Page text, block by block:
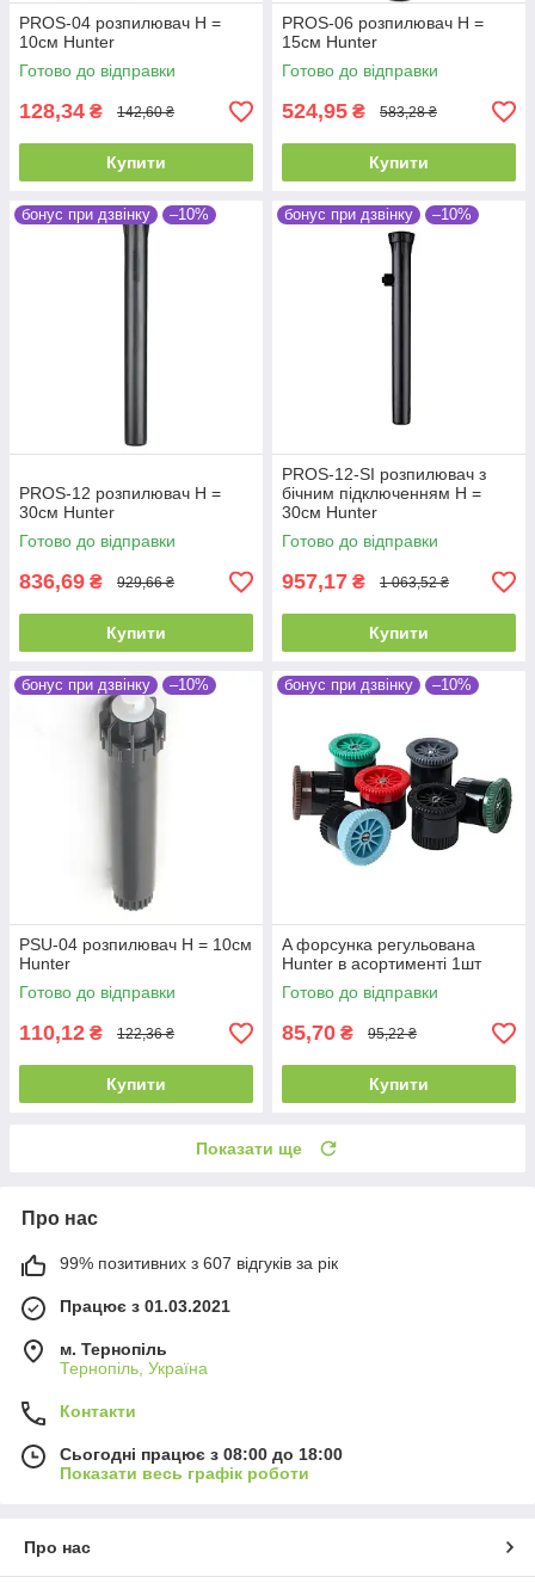
PROS-04 розпилювач Н =
10см Hunter
Готово до відправки
128,34 ₴ 142,60 ₴
Купити
PROS-06 розпилювач Н =
15см Hunter
Готово до відправки
524,95 ₴ 583,28 ₴
Купити
бонус при дзвінку –10%
PROS-12 розпилювач Н =
30см Hunter
Готово до відправки
836,69 ₴ 929,66 ₴
Купити
бонус при дзвінку –10%
PROS-12-SI розпилювач з
бічним підключенням Н =
30см Hunter
Готово до відправки
957,17 ₴ 1 063,52 ₴
Купити
бонус при дзвінку –10%
PSU-04 розпилювач Н = 10см
Hunter
Готово до відправки
110,12 ₴ 122,36 ₴
Купити
бонус при дзвінку –10%
A форсунка регульована
Hunter в асортименті 1шт
Готово до відправки
85,70 ₴ 95,22 ₴
Купити
Показати ще
Про нас
99% позитивних з 607 відгуків за рік
Працює з 01.03.2021
м. Тернопіль
Тернопіль, Україна
Контакти
Сьогодні працює з 08:00 до 18:00
Показати весь графік роботи
Про нас